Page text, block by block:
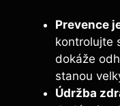
Prevence
kontrolujte
dokáže
stanou
Údržba